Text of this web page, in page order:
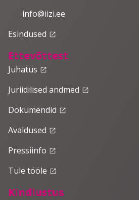
info@iizi.ee
Esindused launch
Ettevõttest
Juhatus launch
Juriidilised andmed launch
Dokumendid launch
Avaldused launch
Pressiinfo launch
Tule tööle launch
Kindlustus